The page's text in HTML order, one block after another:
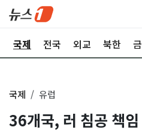
국제 전국 외교 북한
국제 유럽
36개국, 러 침공 책